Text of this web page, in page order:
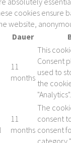
cookies ensure
website,
Dauer
11
months
This
Consent
used to
the
"Analytics".
11
months
The
consent
consent